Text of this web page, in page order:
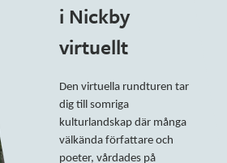
i Nickby
virtuellt
Den virtuella rundturen tar
dig till somriga
kulturlandskap där många
välkända författare och
poeter, vårdades på